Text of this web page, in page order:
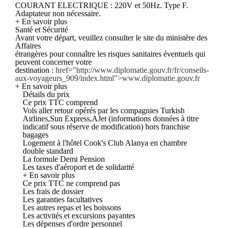
COURANT ELECTRIQUE : 220V et 50Hz. Type F.
Adaptateur non nécessaire.
+ En savoir plus
Santé et Sécurité
Avant votre départ, veuillez consulter le site du ministère des
Affaires
étrangères pour connaître les risques sanitaires éventuels qui
peuvent concerner votre
destination : href="http://www.diplomatie.gouv.fr/fr/conseils-
aux-voyageurs_909/index.html">www.diplomatie.gouv.fr
+ En savoir plus
Détails du prix
Ce prix TTC comprend
Vols aller retour opérés par les compagnies Turkish
Airlines,Sun Express,AJet (informations données à titre
indicatif sous réserve de modification) hors franchise
bagages
Logement à l'hôtel Cook's Club Alanya en chambre
double standard
La formule Demi Pension
Les taxes d'aéroport et de solidarité
+ En savoir plus
Ce prix TTC ne comprend pas
Les frais de dossier
Les garanties facultatives
Les autres repas et les boissons
Les activités et excursions payantes
Les dépenses d'ordre personnel